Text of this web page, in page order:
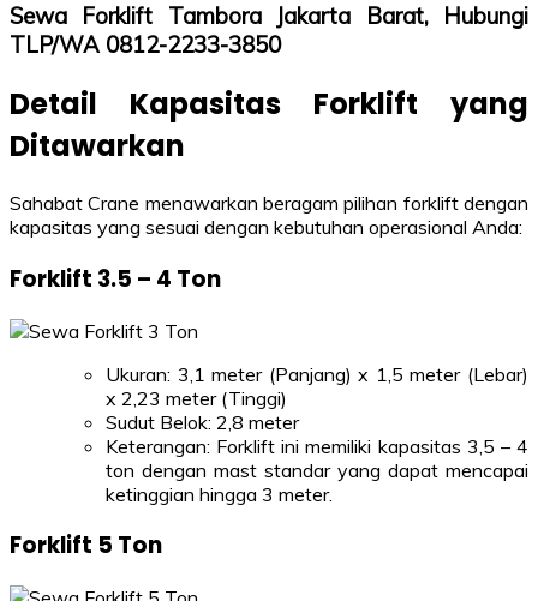
Sewa Forklift Tambora Jakarta Barat, Hubungi
TLP/WA 0812-2233-3850
Detail Kapasitas Forklift yang
Ditawarkan
Sahabat Crane menawarkan beragam pilihan forklift dengan
kapasitas yang sesuai dengan kebutuhan operasional Anda:
Forklift 3.5 – 4 Ton
Ukuran: 3,1 meter (Panjang) x 1,5 meter (Lebar)
x 2,23 meter (Tinggi)
Sudut Belok: 2,8 meter
Keterangan: Forklift ini memiliki kapasitas 3,5 – 4
ton dengan mast standar yang dapat mencapai
ketinggian hingga 3 meter.
Forklift 5 Ton